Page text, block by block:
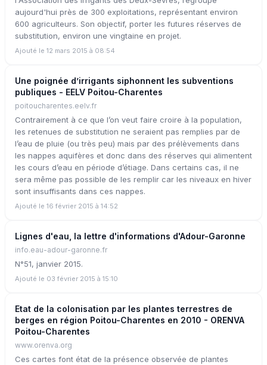
aujourd'hui près de 300 exploitations, représentant environ
600 agriculteurs. Son objectif, porter les futures réserves de
substitution, environ une vingtaine en projet.
Ajouté le 12 mars 2015 à 08:54
Une poignée d’irrigants siphonnent les subventions
publiques - EELV Poitou-Charentes
poitoucharentes.eelv.fr
Contrairement à ce que l’on veut faire croire à la population,
les retenues de substitution ne seraient pas remplies par de
l’eau de pluie (ou très peu) mais par des prélèvements dans
les nappes aquifères et donc dans des réserves qui alimentent
les cours d’eau en période d’étiage. Dans certains cas, il ne
sera même pas possible de les remplir car les niveaux en hiver
sont insuffisants dans ces nappes.
Ajouté le 16 février 2015 à 14:52
Lignes d'eau, la lettre d'informations d'Adour-Garonne
info.eau-adour-garonne.fr
N°51, janvier 2015.
Ajouté le 03 février 2015 à 15:10
Etat de la colonisation par les plantes terrestres de
berges en région Poitou-Charentes en 2010 - ORENVA
Poitou-Charentes
www.orenva.org
Ces cartes font état de la présence observée de plantes